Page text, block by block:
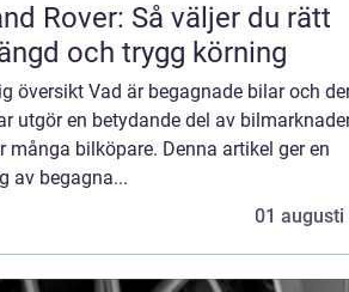
Rover: Så väljer du rätt
och trygg körning
översikt Vad är begagnade bilar och
utgör en betydande del av
bilköpare. Denna artikel ger en
av begagna...
01 augusti